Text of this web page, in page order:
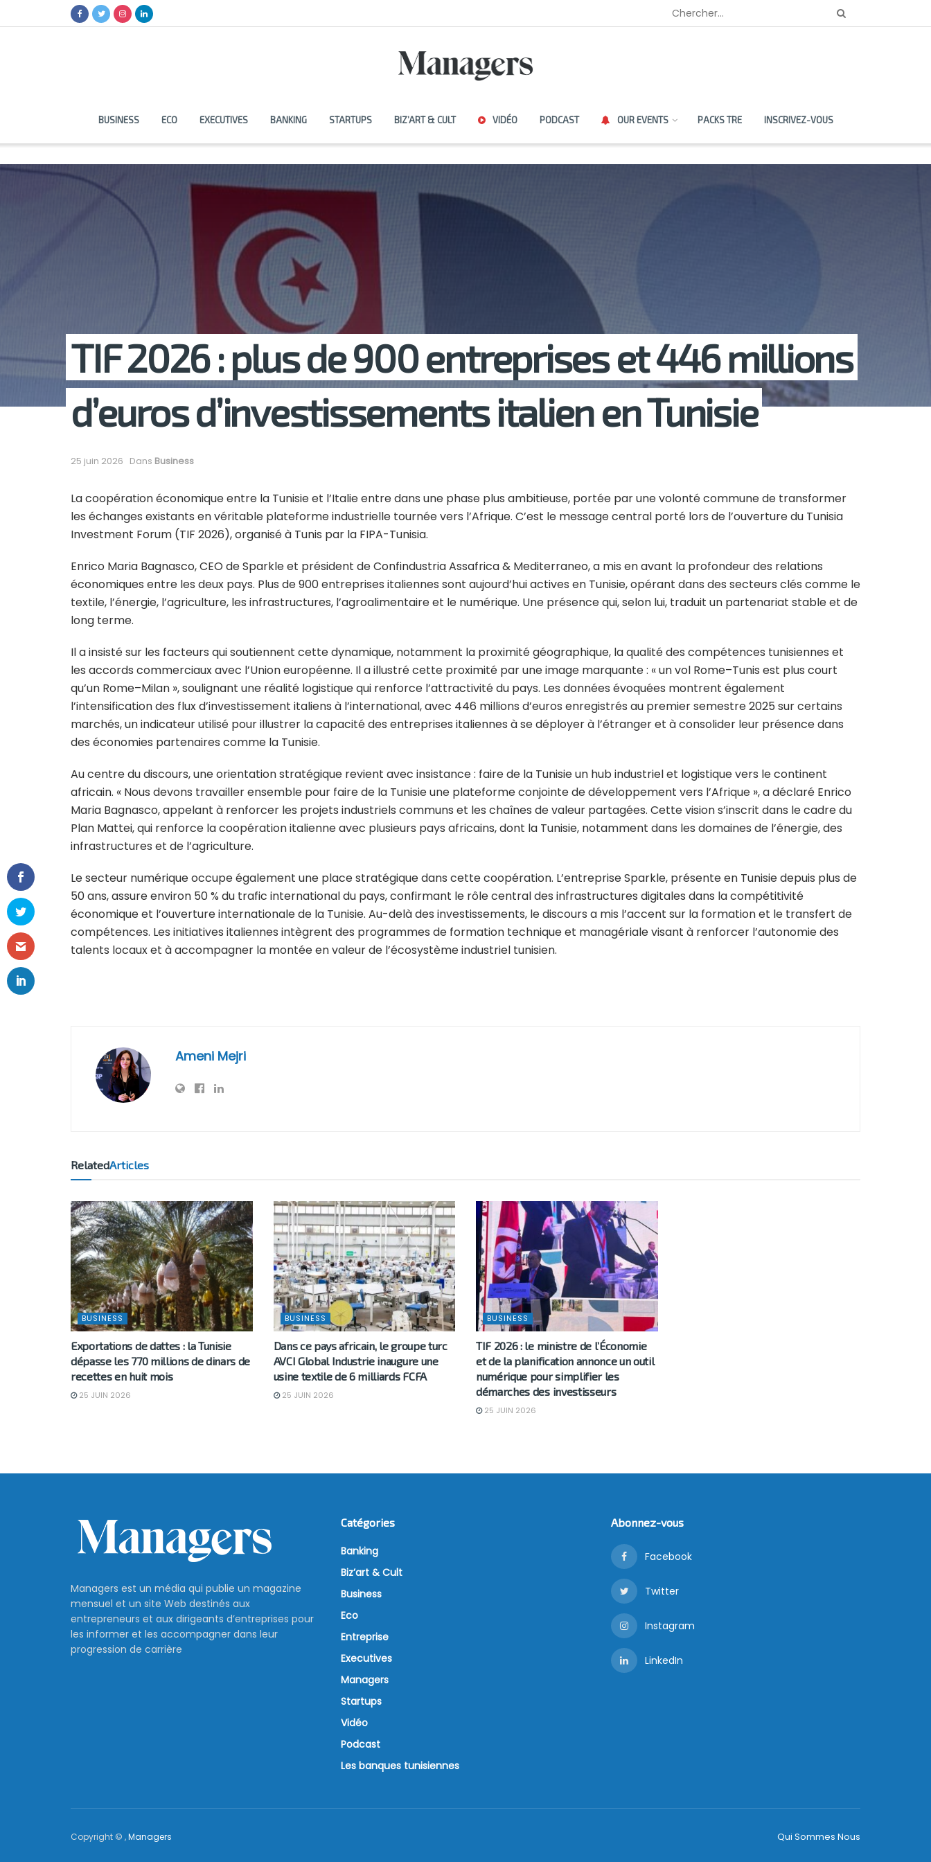
BUSINESS ECO EXECUTIVES BANKING STARTUPS BIZ’ART & CULT VIDÉO PODCAST OUR EVENTS PACKS TRE INSCRIVEZ-VOUS
TIF 2026 : plus de 900 entreprises et 446 millions
d’euros d’investissements italien en Tunisie
25 juin 2026 Dans Business
La coopération économique entre la Tunisie et l’Italie entre dans une phase plus ambitieuse, portée par une volonté commune de transformer
les échanges existants en véritable plateforme industrielle tournée vers l’Afrique. C’est le message central porté lors de l’ouverture du Tunisia
Investment Forum (TIF 2026), organisé à Tunis par la FIPA-Tunisia.
Enrico Maria Bagnasco, CEO de Sparkle et président de Confindustria Assafrica & Mediterraneo, a mis en avant la profondeur des relations
économiques entre les deux pays. Plus de 900 entreprises italiennes sont aujourd’hui actives en Tunisie, opérant dans des secteurs clés comme le
textile, l’énergie, l’agriculture, les infrastructures, l’agroalimentaire et le numérique. Une présence qui, selon lui, traduit un partenariat stable et de
long terme.
Il a insisté sur les facteurs qui soutiennent cette dynamique, notamment la proximité géographique, la qualité des compétences tunisiennes et
les accords commerciaux avec l’Union européenne. Il a illustré cette proximité par une image marquante : « un vol Rome–Tunis est plus court
qu’un Rome–Milan », soulignant une réalité logistique qui renforce l’attractivité du pays. Les données évoquées montrent également
l’intensification des flux d’investissement italiens à l’international, avec 446 millions d’euros enregistrés au premier semestre 2025 sur certains
marchés, un indicateur utilisé pour illustrer la capacité des entreprises italiennes à se déployer à l’étranger et à consolider leur présence dans
des économies partenaires comme la Tunisie.
Au centre du discours, une orientation stratégique revient avec insistance : faire de la Tunisie un hub industriel et logistique vers le continent
africain. « Nous devons travailler ensemble pour faire de la Tunisie une plateforme conjointe de développement vers l’Afrique », a déclaré Enrico
Maria Bagnasco, appelant à renforcer les projets industriels communs et les chaînes de valeur partagées. Cette vision s’inscrit dans le cadre du
Plan Mattei, qui renforce la coopération italienne avec plusieurs pays africains, dont la Tunisie, notamment dans les domaines de l’énergie, des
infrastructures et de l’agriculture.
Le secteur numérique occupe également une place stratégique dans cette coopération. L’entreprise Sparkle, présente en Tunisie depuis plus de
50 ans, assure environ 50 % du trafic international du pays, confirmant le rôle central des infrastructures digitales dans la compétitivité
économique et l’ouverture internationale de la Tunisie. Au-delà des investissements, le discours a mis l’accent sur la formation et le transfert de
compétences. Les initiatives italiennes intègrent des programmes de formation technique et managériale visant à renforcer l’autonomie des
talents locaux et à accompagner la montée en valeur de l’écosystème industriel tunisien.
Ameni Mejri
RelatedArticles
BUSINESS
Exportations de dattes : la Tunisie
dépasse les 770 millions de dinars de
recettes en huit mois
25 JUIN 2026
BUSINESS
Dans ce pays africain, le groupe turc
AVCI Global Industrie inaugure une
usine textile de 6 milliards FCFA
25 JUIN 2026
BUSINESS
TIF 2026 : le ministre de l’Économie
et de la planification annonce un outil
numérique pour simplifier les
démarches des investisseurs
25 JUIN 2026
TIF 2026 : le ministre de
l’Économie et de la planification
annonce un outil numérique